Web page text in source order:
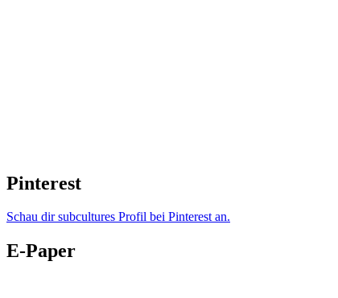
Pinterest
Schau dir subcultures Profil bei Pinterest an.
E-Paper